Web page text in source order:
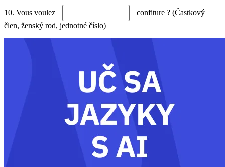
10. Vous voulez
confiture ? (Častkový
člen, ženský rod, jednotné číslo)